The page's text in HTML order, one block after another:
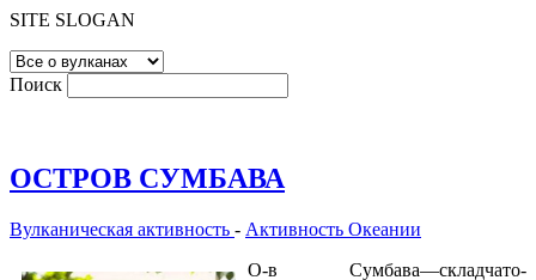
SITE SLOGAN
Поиск
ОСТРОВ СУМБАВА
Вулканическая активность - Активность Океании
О-в Сумбава—складчато-